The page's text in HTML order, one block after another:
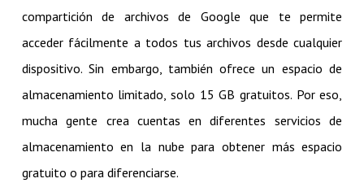
compartición de archivos de Google que te permite
acceder fácilmente a todos tus archivos desde cualquier
dispositivo. Sin embargo, también ofrece un espacio de
almacenamiento limitado, solo 15 GB gratuitos. Por eso,
mucha gente crea cuentas en diferentes servicios de
almacenamiento en la nube para obtener más espacio
gratuito o para diferenciarse.